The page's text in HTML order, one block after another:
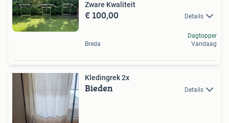
Zware Kwaliteit
€ 100,00 Details
Breda
Dagtopper
Vandaag
Kledingrek 2x
Bieden Details